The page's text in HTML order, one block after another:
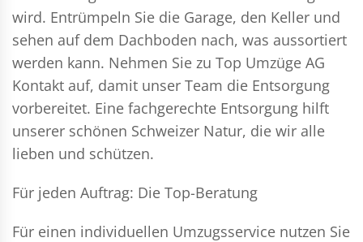
wird. Entrümpeln Sie die Garage, den Keller und
sehen auf dem Dachboden nach, was aussortiert
werden kann. Nehmen Sie zu Top Umzüge AG
Kontakt auf, damit unser Team die Entsorgung
vorbereitet. Eine fachgerechte Entsorgung hilft
unserer schönen Schweizer Natur, die wir alle
lieben und schützen.
Für jeden Auftrag: Die Top-Beratung
Für einen individuellen Umzugsservice nutzen Sie